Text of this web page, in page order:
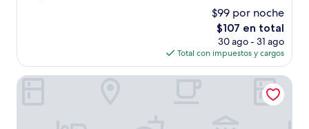
$99 por noche
El
precio
actual
es
de
$107 en total
30 ago - 31 ago
Total con impuestos y cargos
Hotel Dr Irena Eris Wzgorza Dylewskie